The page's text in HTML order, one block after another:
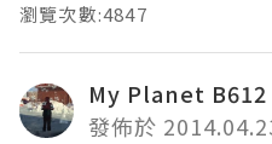
瀏覽次數:4847
My Planet B612
發佈於